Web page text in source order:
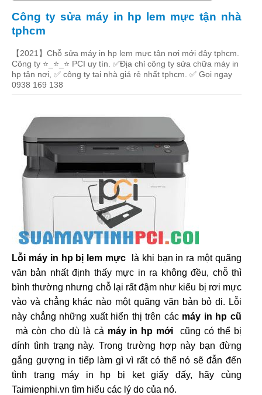
Công ty sửa máy in hp lem mực tận nhà
tphcm
【2021】Chỗ sửa máy in hp lem mực tận nơi mới đây tphcm.
Công ty ⭐_⭐_⭐ PCI uy tín. ✅Địa chỉ công ty sửa chữa máy in
hp tận nơi, ✅ công ty tại nhà giá rẻ nhất tphcm. ✅ Gọi ngay
0938 169 138
Lỗi máy in hp bị lem mực
là khi bạn in ra một quãng
văn bản nhất định thấy mực in ra không đều, chỗ thì
bình thường nhưng chỗ lại rất đậm như kiểu bị rơi mực
vào và chẳng khác nào một quãng văn bản bỏ di. Lỗi
này chẳng những xuất hiển thị trên các máy in hp cũ
mà còn cho dù là cả máy in hp mới
cũng có thể bị
dính tình trạng này. Trong trường hợp này bạn đừng
gắng gượng in tiếp làm gì vì rất có thể nó sẽ đẫn đến
tình trạng máy in hp bị kẹt giấy đấy, hãy cùng
Taimienphi.vn tìm hiểu các lý do của nó.